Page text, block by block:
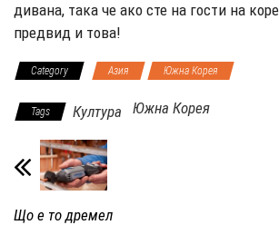
дивана, така че ако сте на гости на
предвид и това!
Category Азия Южна Корея
Tags Култура Южна Корея
Що е то дремел